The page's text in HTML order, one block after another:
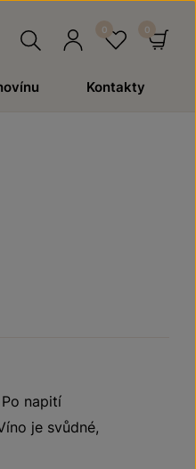
Kontakty
napití
je svůdné,